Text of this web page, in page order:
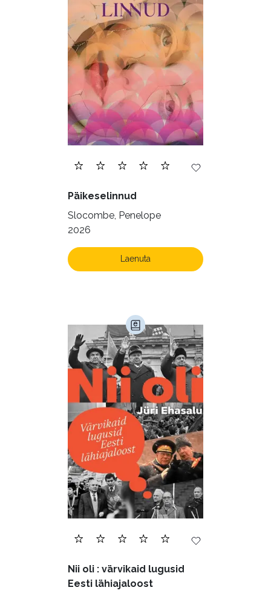
Päikeselinnud
Slocombe, Penelope
2026
Laenuta
Nii oli : värvikaid lugusid
Eesti lähiajaloost